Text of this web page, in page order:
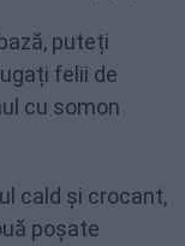
puteți
felii de
cu somon
cald și crocant,
poșate